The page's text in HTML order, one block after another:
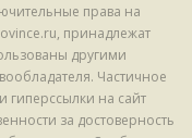
права на
принадлежат
другими
Частичное
гиперссылки на сайт
за достоверность